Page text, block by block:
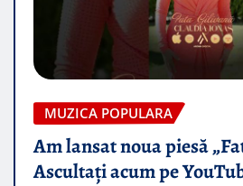
MUZICA POPULARA
Am lansat noua piesă
Ascultați acum pe